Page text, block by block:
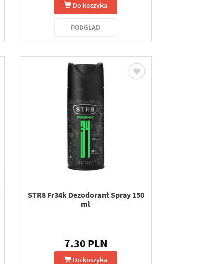
Do koszyka
PODGLĄD
STR8 Fr34k Dezodorant Spray 150
ml
7.30 PLN
Do koszyka